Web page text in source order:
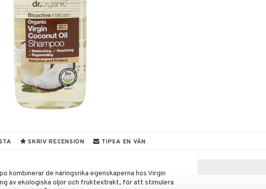
SKRIV RECENSION TIPSA EN VÄN
kombinerar de näringsrika egenskaperna hos Virgin
av ekologiska oljor och fruktextrakt, för att stimulera